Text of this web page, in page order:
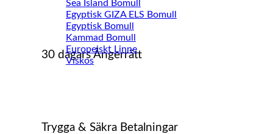
30 dagars Ångerrätt
Trygga & Säkra Betalningar
Sea Island Bomull
Egyptisk GIZA ELS Bomull
Egyptisk Bomull
Kammad Bomull
Europeiskt Linne
Viskos